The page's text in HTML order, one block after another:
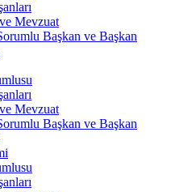
Mevzuat
Başkan ve Başkan
Mevzuat
Başkan ve Başkan